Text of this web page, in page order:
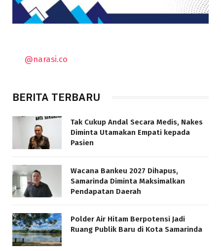
@narasi.co
BERITA TERBARU
Tak Cukup Andal Secara Medis, Nakes
Diminta Utamakan Empati kepada
Pasien
Wacana Bankeu 2027 Dihapus,
Samarinda Diminta Maksimalkan
Pendapatan Daerah
Polder Air Hitam Berpotensi Jadi
Ruang Publik Baru di Kota Samarinda